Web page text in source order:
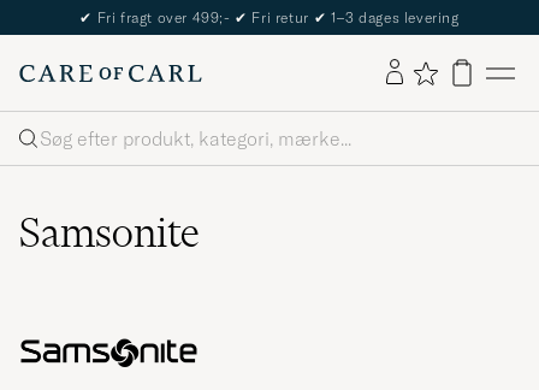
✔ Fri fragt over 499;- ✔ Fri retur ✔ 1–3 dages levering
Søg
Samsonite